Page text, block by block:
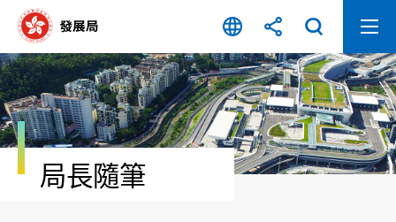
容
開
始
局長隨筆